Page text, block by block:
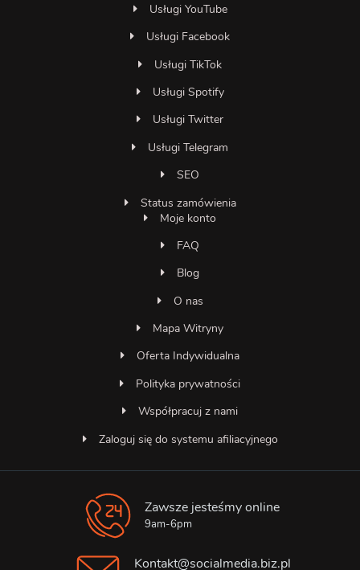
Asystent SocialMedia
Online — odpowiada natychmiast
Usługi YouTube
Usługi Facebook
Usługi TikTok
Usługi Spotify
Usługi Twitter
Usługi Telegram
SEO
Status zamówienia
Moje konto
FAQ
Blog
O nas
Mapa Witryny
Oferta Indywidualna
Polityka prywatności
Współpracuj z nami
Zaloguj się do systemu afiliacyjnego
Zawsze jesteśmy online
9am-6pm
Kontakt@socialmedia.biz.pl